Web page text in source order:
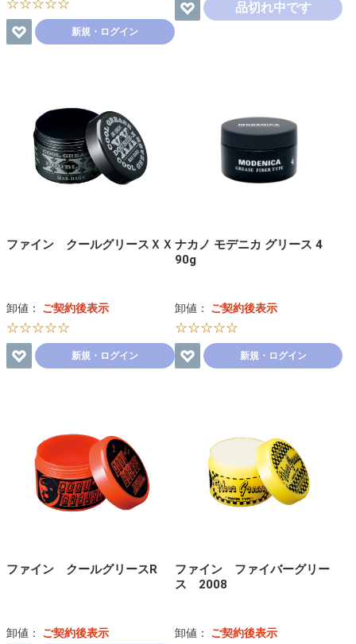
☆☆☆☆☆
新規・ログイン
品切れ中です
ファイン クールグリースＸＸ
卸値： ご契約後表示
☆☆☆☆☆
新規・ログイン
ナカノ モデニカ グリース 4
90g
卸値： ご契約後表示
☆☆☆☆☆
新規・ログイン
ファイン クールグリースR
卸値： ご契約後表示
ファイン ファイバーグリー
ス 2008
卸値： ご契約後表示